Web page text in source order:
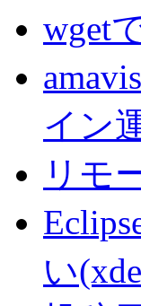
wget
イン
リモ
い